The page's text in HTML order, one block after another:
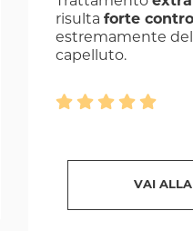
risulta forte
estremamente
capelluto.
VAI